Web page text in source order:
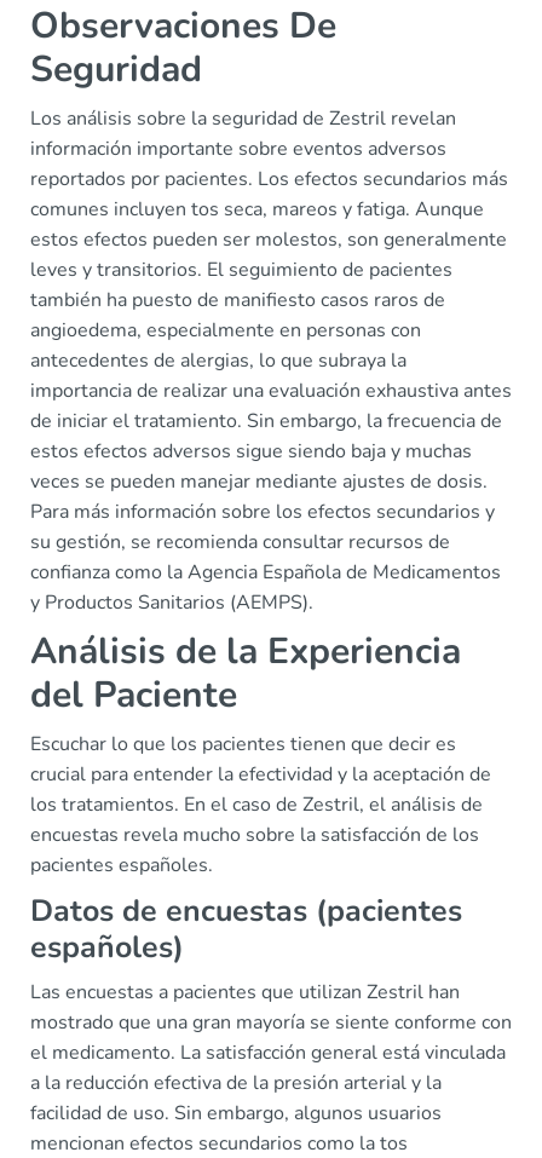
Observaciones De
Seguridad
Los análisis sobre la seguridad de Zestril revelan
información importante sobre eventos adversos
reportados por pacientes. Los efectos secundarios más
comunes incluyen tos seca, mareos y fatiga. Aunque
estos efectos pueden ser molestos, son generalmente
leves y transitorios. El seguimiento de pacientes
también ha puesto de manifiesto casos raros de
angioedema, especialmente en personas con
antecedentes de alergias, lo que subraya la
importancia de realizar una evaluación exhaustiva antes
de iniciar el tratamiento. Sin embargo, la frecuencia de
estos efectos adversos sigue siendo baja y muchas
veces se pueden manejar mediante ajustes de dosis.
Para más información sobre los efectos secundarios y
su gestión, se recomienda consultar recursos de
confianza como la Agencia Española de Medicamentos
y Productos Sanitarios (AEMPS).
Análisis de la Experiencia
del Paciente
Escuchar lo que los pacientes tienen que decir es
crucial para entender la efectividad y la aceptación de
los tratamientos. En el caso de Zestril, el análisis de
encuestas revela mucho sobre la satisfacción de los
pacientes españoles.
Datos de encuestas (pacientes
españoles)
Las encuestas a pacientes que utilizan Zestril han
mostrado que una gran mayoría se siente conforme con
el medicamento. La satisfacción general está vinculada
a la reducción efectiva de la presión arterial y la
facilidad de uso. Sin embargo, algunos usuarios
mencionan efectos secundarios como la tos